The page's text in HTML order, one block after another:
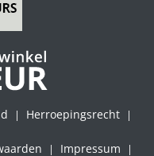
| Herroepingsrecht |
| Impressum |